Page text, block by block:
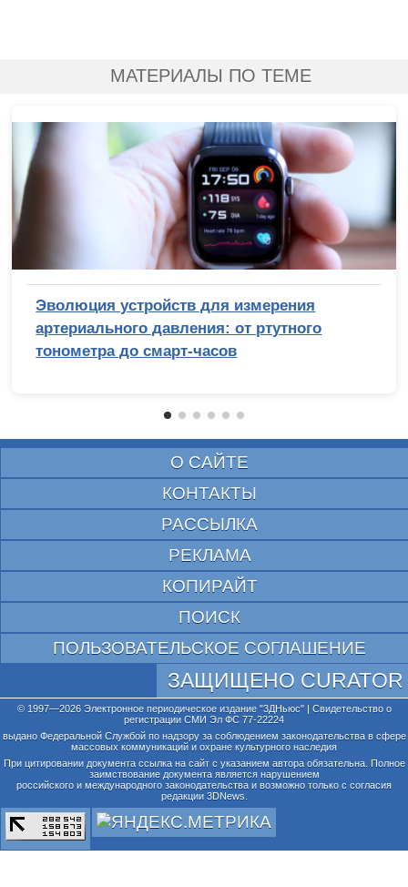
МАТЕРИАЛЫ ПО ТЕМЕ
Эволюция устройств для измерения
артериального давления: от ртутного
тонометра до смарт-часов
О САЙТЕ
КОНТАКТЫ
РАССЫЛКА
РЕКЛАМА
КОПИРАЙТ
ПОИСК
ПОЛЬЗОВАТЕЛЬСКОЕ СОГЛАШЕНИЕ
ЗАЩИЩЕНО CURATOR
© 1997—2026 Электронное периодическое издание "3ДНьюс" | Свидетельство о
регистрации СМИ Эл ФС 77-22224
выдано Федеральной Службой по надзору за соблюдением законодательства в сфере
массовых коммуникаций и охране культурного наследия
При цитировании документа ссылка на сайт с указанием автора обязательна. Полное
заимствование документа является нарушением
российского и международного законодательства и возможно только с согласия
редакции 3DNews.